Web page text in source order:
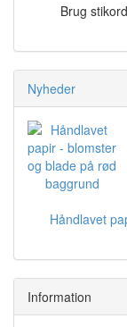
Brug
Nyheder
Håndlavet
Information